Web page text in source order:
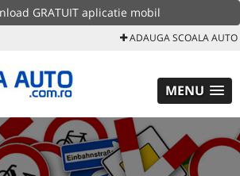
GRATUIT aplicatie mobil
ADAUGA SCOALA AUTO
MENU